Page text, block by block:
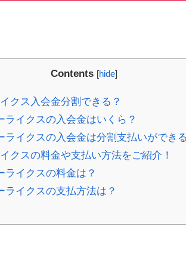
Contents [hide]
クス入会金分割できる？
ライクスの入会金はいくら？
ライクスの入会金は分割支払いができ
クスの料金や支払い方法をご紹介！
ライクスの料金は？
ライクスの支払方法は？